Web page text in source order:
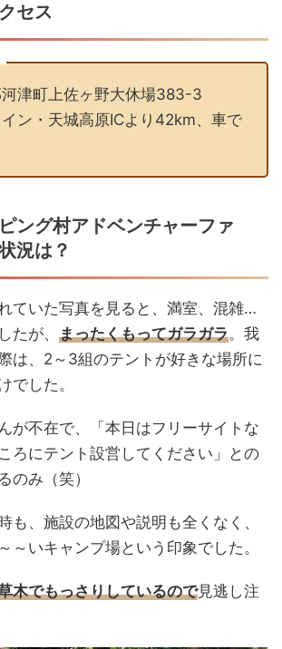
セス
津町上佐ヶ野大休場383-3
ン・天城高原ICより42km、車で
ング村アドベンチャーファ
況は？
ていた写真を見ると、満室、混雑…
たが、 まったくもってガラガラ。我
は、2～3組のテントが好きな場所に
でした。
が不在で、「本日はフリーサイトな
ろにテント設営してください」との
のみ（笑）
も、施設の地図や説明も全くなく、
～いキャンプ場という印象でした。
木でもっさりしているので見逃し注